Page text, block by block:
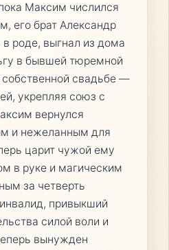
Максим числился
его брат Александр
роде, выгнал из дома
в бывшей тюремной
собственной свадьбе —
укрепляя союз с
вернулся
и нежеланным для
царит чужой ему
в руке и магическим
за четверть
привыкший
силой воли и
вынужден